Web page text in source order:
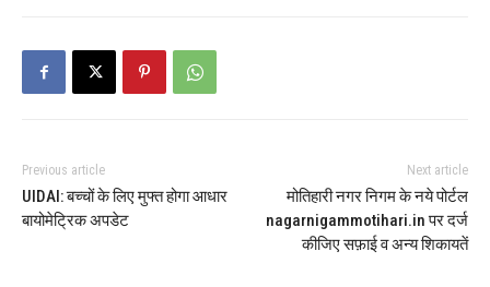
Previous article
UIDAI: बच्चों के लिए मुफ्त होगा आधार
बायोमेट्रिक अपडेट
Next article
मोतिहारी नगर निगम के नये पोर्टल
nagarnigammotihari.in पर दर्ज
कीजिए सफ़ाई व अन्य शिकायतें